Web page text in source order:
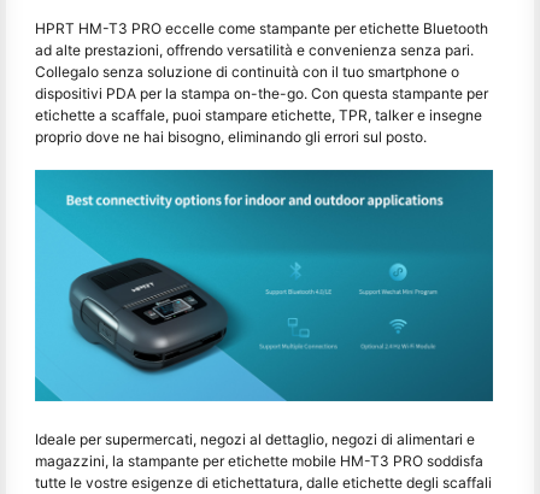
HPRT HM-T3 PRO eccelle come stampante per etichette Bluetooth
ad alte prestazioni, offrendo versatilità e convenienza senza pari.
Collegalo senza soluzione di continuità con il tuo smartphone o
dispositivi PDA per la stampa on-the-go. Con questa stampante per
etichette a scaffale, puoi stampare etichette, TPR, talker e insegne
proprio dove ne hai bisogno, eliminando gli errori sul posto.
Ideale per supermercati, negozi al dettaglio, negozi di alimentari e
magazzini, la stampante per etichette mobile HM-T3 PRO soddisfa
tutte le vostre esigenze di etichettatura, dalle etichette degli scaffali